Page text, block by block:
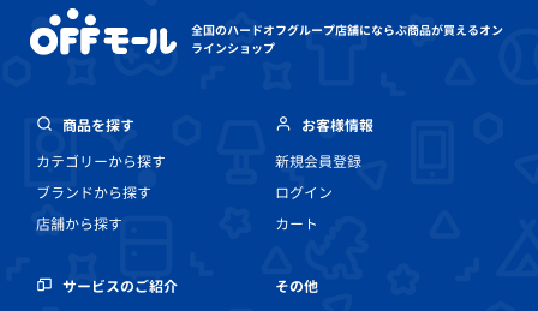
全国のハードオフグループ店舗にならぶ商品が買えるオン
ラインショップ
商品を探す
カテゴリーから探す
ブランドから探す
店舗から探す
お客様情報
新規会員登録
ログイン
カート
サービスのご紹介
その他